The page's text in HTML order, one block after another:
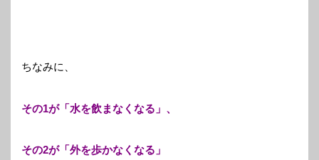
ちなみに、
その1が「水を飲まなくなる」、
その2が「外を歩かなくなる」